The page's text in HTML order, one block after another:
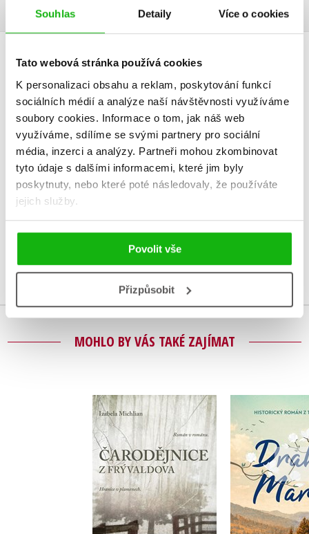
Souhlas Detaily Více o cookies
Tato webová stránka používá cookies
K personalizaci obsahu a reklam, poskytování funkcí
sociálních médií a analýze naší návštěvnosti využíváme
soubory cookies. Informace o tom, jak náš web
využíváme, sdílíme se svými partnery pro sociální
média, inzerci a analýzy. Partneři mohou zkombinovat
tyto údaje s dalšími informacemi, které jim byly
poskytnuty, nebo které poté následovaly, že používáte
jejich služby.
Povolit vše
Přizpůsobit
HODNOCENÍ ČTENÁŘŮ
Romana Zemanová
27.07.2020
Knihu jsem přečetla za tři dny. Doporučuji všem
Vaše hodnocení
Uživatelskou recenzi mohou vkládat pouze registrovaní uživatelé
Přihlásit
MOHLO BY VÁS TAKÉ ZAJÍMAT
Čarodějnice z
Frývaldova
Izabela Michlian
Drahá
Miriam